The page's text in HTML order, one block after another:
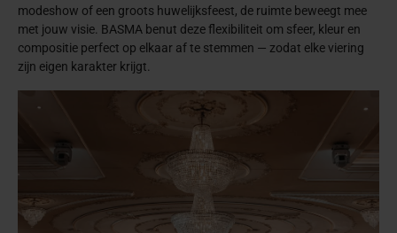
modeshow of een groots huwelijksfeest, de ruimte beweegt mee
met jouw visie. BASMA benut deze flexibiliteit om sfeer, kleur en
compositie perfect op elkaar af te stemmen — zodat elke viering
zijn eigen karakter krijgt.